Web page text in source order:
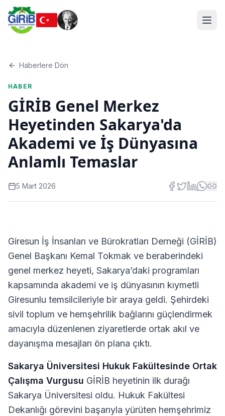
Haberlere Dön
HABER
GİRİB Genel Merkez
Heyetinden Sakarya'da
Akademi ve İş Dünyasına
Anlamlı Temaslar
5 Mart 2026
Giresun İş İnsanları ve Bürokratları Derneği (GİRİB)
Genel Başkanı Kemal Tokmak ve beraberindeki
genel merkez heyeti, Sakarya’daki programları
kapsamında akademi ve iş dünyasının kıymetli
Giresunlu temsilcileriyle bir araya geldi. Şehirdeki
sivil toplum ve hemşehrilik bağlarını güçlendirmek
amacıyla düzenlenen ziyaretlerde ortak akıl ve
dayanışma mesajları ön plana çıktı.
Sakarya Üniversitesi Hukuk Fakültesinde Ortak
Çalışma Vurgusu GİRİB heyetinin ilk durağı
Sakarya Üniversitesi oldu. Hukuk Fakültesi
Dekanlığı görevini başarıyla yürüten hemşehrimiz